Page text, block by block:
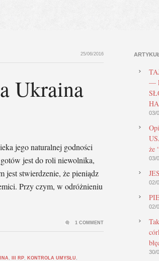
25/06/2016
Ukraina
jego naturalnej godności
jest do roli niewolnika,
jest stwierdzenie, że pieniądz
Przy czym, w odróżnieniu
, III RP, KONTROLA UMYSŁU ,
1 COMMENT
—
03/
że
03/
02/
02/
30/